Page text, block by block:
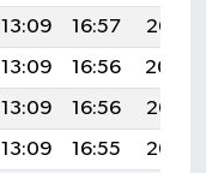
13:09 16:57
20:05
13:09 16:56
20:04
13:09 16:56
20:03
13:09 16:55
20:02